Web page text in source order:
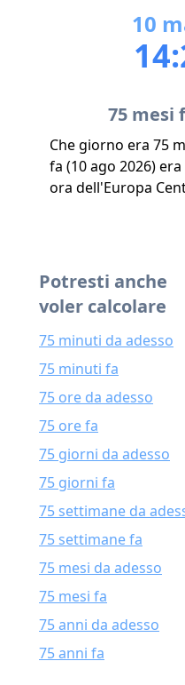
10
75 mesi
Che giorno era 75
fa (10 ago 2026)
ora dell'Europa
Potresti anche
voler calcolare
75 minuti da adesso
75 minuti fa
75 ore da adesso
75 ore fa
75 giorni da adesso
75 giorni fa
75 settimane da
75 settimane fa
75 mesi da adesso
75 mesi fa
75 anni da adesso
75 anni fa